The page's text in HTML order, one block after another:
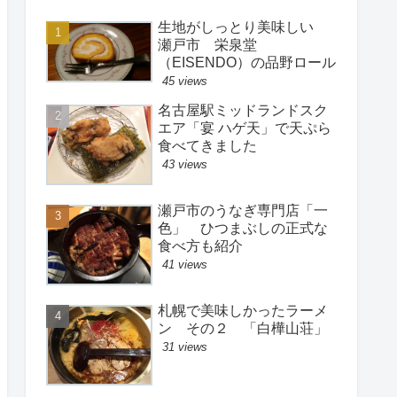
生地がしっとり美味しい
瀬戸市 栄泉堂
（EISENDO）の品野ロール
45 views
名古屋駅ミッドランドスク
エア「宴 ハゲ天」で天ぷら
食べてきました
43 views
瀬戸市のうなぎ専門店「一
色」 ひつまぶしの正式な
食べ方も紹介
41 views
札幌で美味しかったラーメ
ン その２ 「白樺山荘」
31 views